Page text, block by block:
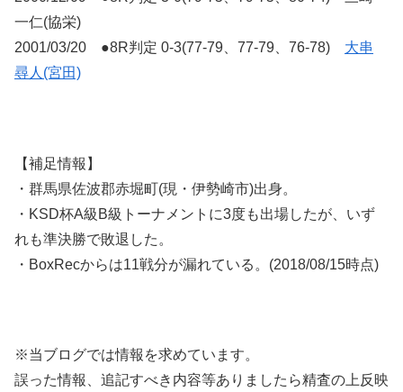
一仁(協栄)
2001/03/20 ●8R判定 0-3(77-79、77-79、76-78) 大串
尋人(宮田)
【補足情報】
・群馬県佐波郡赤堀町(現・伊勢崎市)出身。
・KSD杯A級B級トーナメントに3度も出場したが、いず
れも準決勝で敗退した。
・BoxRecからは11戦分が漏れている。(2018/08/15時点)
※当ブログでは情報を求めています。
誤った情報、追記すべき内容等ありましたら精査の上反映